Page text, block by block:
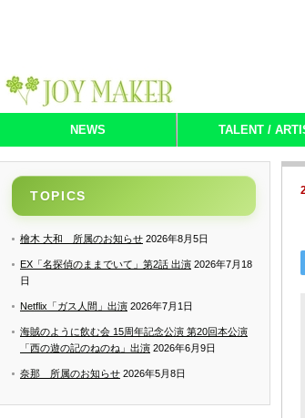
NEWS TALENT /
TOPICS
檜木 大和 所属のお知らせ 2026年8月5日
EX「名探偵のままでいて」第2話 出演 2026年7月18
日
Netflix「ガス人間」出演 2026年7月1日
海賊のように飲む会 15周年記念公演 第20回本公演
「西の遊の記のねのね」出演 2026年6月9日
奈那 所属のお知らせ 2026年5月8日